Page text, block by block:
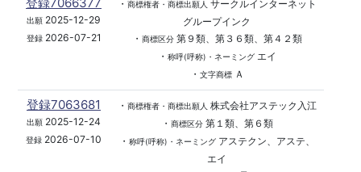
出願 2025-12-29
登録2026-07-21
・ 商標権者・商標出願人 サークルインターネット
グループインク
・ 商標区分第９類、第３６類、第４２類
・ 称呼(呼称)・ネーミングエイ
・ 文字商標Ａ
登録7063681
出願 2025-12-24
登録 2026-07-10
・ 商標権者・商標出願人 株式会社アステック入江
・ 商標区分第１類、第６類
・ 称呼(呼称)・ネーミングアステクン、アステ、
エイ